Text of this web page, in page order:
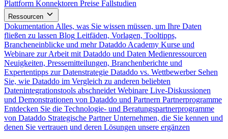
Plattform Konnektoren Preise Fallstudien
Ressourcen
Dokumentation Alles, was Sie wissen müssen, um Ihre Daten
fließen zu lassen Blog Leitfäden, Vorlagen, Tooltipps,
Brancheneinblicke und mehr Dataddo Academy Kurse und
Webinare zur Arbeit mit Dataddo und Daten Medienressourcen
Neuigkeiten, Pressemitteilungen, Branchenberichte und
Expertentipps zur Datenstrategie Dataddo vs. Wettbewerber Sehen
Sie, wie Dataddo im Vergleich zu anderen beliebten
Datenintegrationstools abschneidet Webinare Live-Diskussionen
und Demonstrationen von Dataddo und Partnern Partnerprogramme
Entdecken Sie die Technologie- und Beratungspartnerprogramme
von Dataddo Strategische Partner Unternehmen, die Sie kennen und
denen Sie vertrauen und deren Lösungen unsere ergänzen